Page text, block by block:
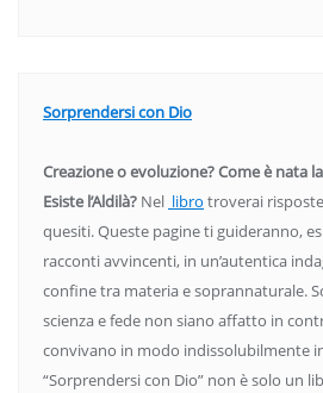
Sorprendersi con Dio
Creazione o evoluzione? Come è nata
Esiste l’Aldilà? Nel libro troverai
quesiti. Queste pagine ti guideranno,
racconti avvincenti, in un’autentica
confine tra materia e soprannaturale.
scienza e fede non siano affatto in
convivano in modo indissolubilmente
“Sorprendersi con Dio” non è solo un